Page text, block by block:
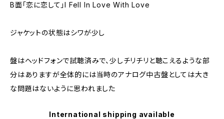
B面「恋に恋して」I Fell In Love With Love
ジャケットの状態はシワが少し
盤はヘッドフォンで試聴済みで、少しチリチリと聴こえるような部
分はありますが全体的には当時のアナログ中古盤としては大き
な問題はないように思われました
International shipping available